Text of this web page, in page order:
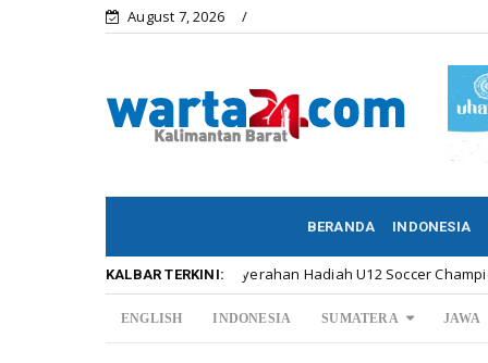
August 7, 2026
BERANDA INDONESIA
KALBAR TERKINI:
Meriahnya Penyerahan Hadiah U12 Soccer Championship ...
ENGLISH INDONESIA SUMATERA JAWA